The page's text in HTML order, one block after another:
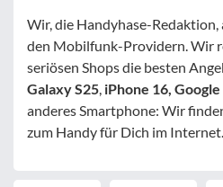
Wir, die Handyhase-
den Mobilfunk-Providern. Wir
seriösen Shops die besten
Galaxy S25, iPhone 16,
anderes Smartphone: Wir
zum Handy für Dich im Internet.